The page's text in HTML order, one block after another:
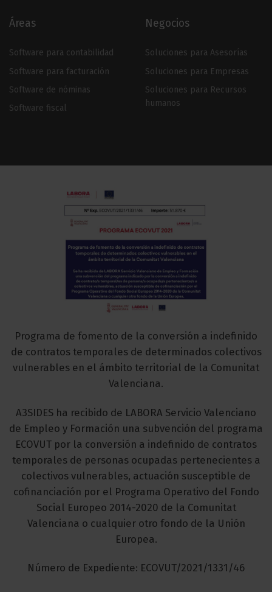
Áreas
Software para contabilidad
Software para facturación
Software de nóminas
Software fiscal
Negocios
Soluciones para Asesorías
Soluciones para Empresas
Soluciones para Recursos
humanos
Programa de fomento de la conversión a indefinido
de contratos temporales de determinados colectivos
vulnerables en el ámbito territorial de la Comunitat
Valenciana.
A3SIDES ha recibido de LABORA Servicio Valenciano
de Empleo y Formación una subvención del programa
ECOVUT por la conversión a indefinido de contratos
temporales de personas ocupadas pertenecientes a
colectivos vulnerables, actuación susceptible de
cofinanciación por el Programa Operativo del Fondo
Social Europeo 2014-2020 de la Comunitat
Valenciana o cualquier otro fondo de la Unión
Europea.
Número de Expediente: ECOVUT/2021/1331/46